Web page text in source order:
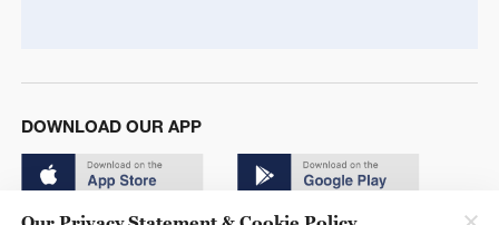
DOWNLOAD OUR APP